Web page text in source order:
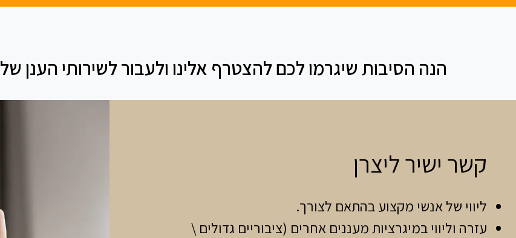
הנה הסיבות שיגרמו לכם להצטרף אלינו ולעבור לשירותי הענן של AWS:
קשר ישיר ליצרן
ליווי של אנשי מקצוע בהתאם לצורך.
עזרה וליווי במיגרציות מעננים אחרים (ציבוריים גדולים \